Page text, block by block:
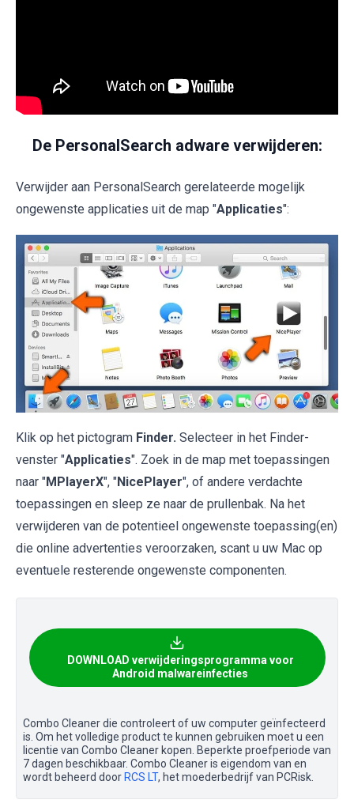
De PersonalSearch adware verwijderen:
Verwijder aan PersonalSearch gerelateerde mogelijk
ongewenste applicaties uit de map "Applicaties":
Klik op het pictogram Finder. Selecteer in het Finder-
venster "Applicaties". Zoek in de map met toepassingen
naar "MPlayerX", "NicePlayer", of andere verdachte
toepassingen en sleep ze naar de prullenbak. Na het
verwijderen van de potentieel ongewenste toepassing(en)
die online advertenties veroorzaken, scant u uw Mac op
eventuele resterende ongewenste componenten.
DOWNLOAD verwijderingsprogramma voor
Android malwareinfecties
Combo Cleaner die controleert of uw computer geïnfecteerd
is. Om het volledige product te kunnen gebruiken moet u een
licentie van Combo Cleaner kopen. Beperkte proefperiode van
7 dagen beschikbaar. Combo Cleaner is eigendom van en
wordt beheerd door RCS LT, het moederbedrijf van PCRisk.